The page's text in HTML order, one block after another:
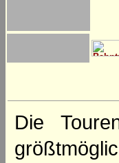
Die